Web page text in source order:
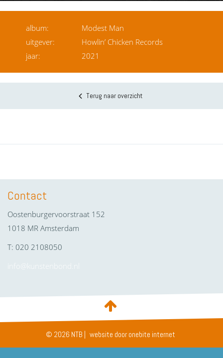
album:
uitgever:
jaar:
Modest Man
Howlin’ Chicken Records
2021
Terug naar overzicht
Contact
Oostenburgervoorstraat 152
1018 MR Amsterdam
T: 020 2108050
info@kunstenbond.nl
© 2026 NTB | website door onebite internet